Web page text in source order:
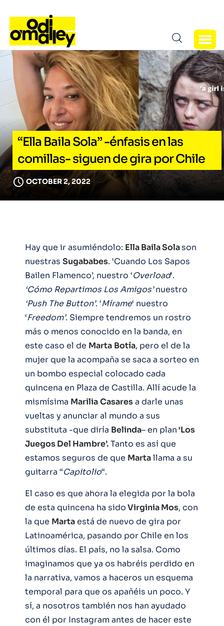
“Ella Baila Sola” -énfasis en las
comillas- siguen de gira por Chile
OCTOBER 2, 2022
Hay que ir asumiéndolo: Ella Baila Solason
nuestras Sugababes. ‘Cuando Los Sapos
Bailen Flamenco’, nuestro ‘Overload‘.
‘Cómo Repartimos Los Amigos’nuestro
‘Push The Button’. ‘Mírame‘ nuestro
‘Freedom’. Siempre tendremos un rostro
más o menos conocido en la banda, en
este caso el de Marta Botía, pero el de la
mujer que la acompaña se saca a sorteo en
un bombo especial colocado cada
quincena en Plaza de Castilla. Allí acude la
mismísima MariliaCasaresa darle unas
vueltas y anunciar al mundo a sus
substituta -que diría Belinda– en plan‘Los
Juegos Del Hambre’.Tanto es así que
estamos seguros de que Martallama a su
guitarra “Capitolio“.
El caso es que ahora la elegida por la bola
de esta quincena ha sidoVirginia Mos, con
la que Martaestá de nuevo de gira por
Latinoamérica, pasando por Chile en los
últimos días. El país, no la salsa. Como
imaginamos que ya os habréis perdido en
la narrativa, vamos a haceros un esquema
temporal para que os apañéis un poco. Y
sí, a nosotros también nos han ayudado
con él por Instagram antes de hacer este